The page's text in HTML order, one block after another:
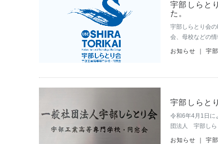
宇部しらと
た。
宇部しらとり会
会、母校などの
般社団法人 宇
お知らせ ｜ 宇
宇部しらと
令和6年4月1日に
団法人 宇部しら
す。 社会的信頼
お知らせ ｜ 宇